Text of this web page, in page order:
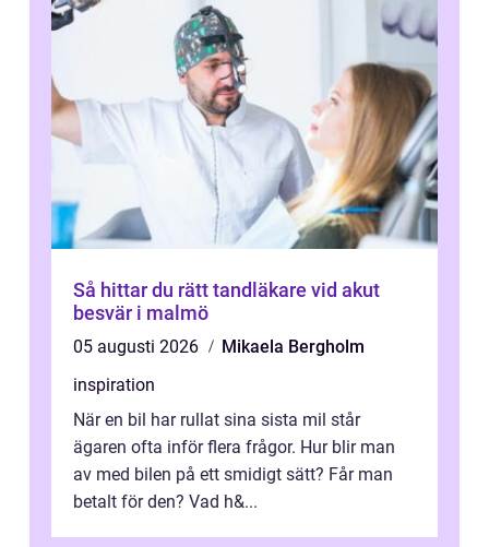
Så hittar du rätt tandläkare vid akut
besvär i malmö
05 augusti 2026
Mikaela Bergholm
inspiration
När en bil har rullat sina sista mil står
ägaren ofta inför flera frågor. Hur blir man
av med bilen på ett smidigt sätt? Får man
betalt för den? Vad h&...